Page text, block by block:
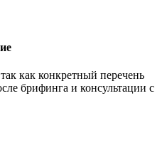
как конкретный перечень
брифинга и консультации с